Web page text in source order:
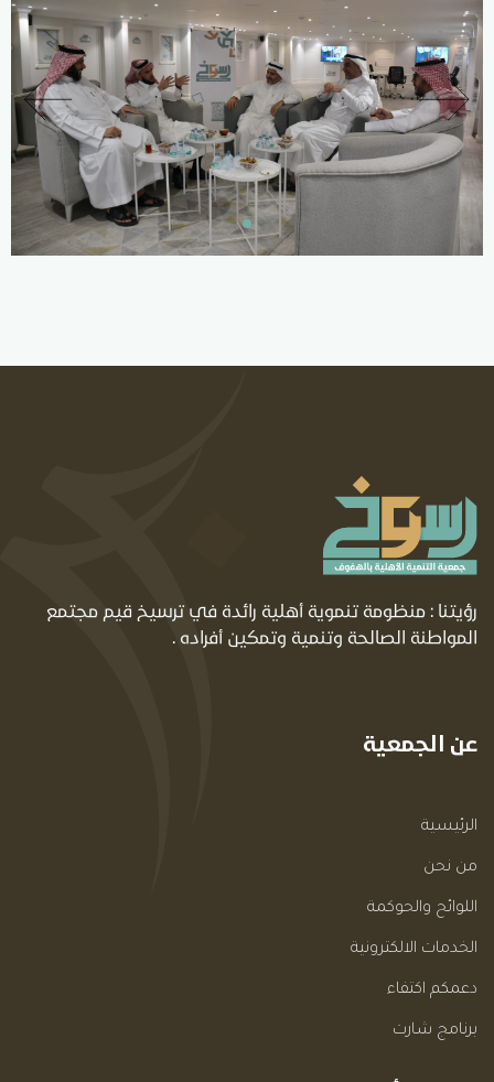
رؤيتنا : منظومة تنموية أهلية رائدة في ترسيخ قيم مجتمع
المواطنة الصالحة وتنمية وتمكين أفراده .
عن الجمعية
الرئيسية
من نحن
اللوائح والحوكمة
الخدمات الالكترونية
دعمكم اكتفاء
برنامج شارت